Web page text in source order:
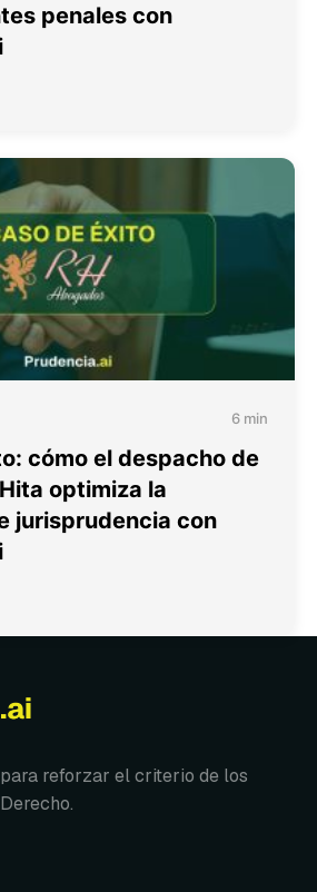
penales con
6 min
cómo el despacho de
optimiza la
jurisprudencia con
reforzar el criterio de los